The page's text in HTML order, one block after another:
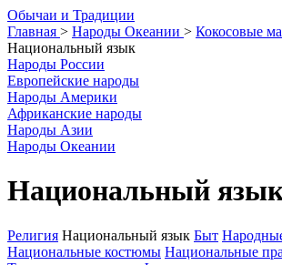
Обычаи и Традиции
Главная > Народы Океании > Кокосовые
Национальный язык
Народы России
Европейские народы
Народы Америки
Африканские народы
Народы Азии
Народы Океании
Национальный
Религия Национальный язык Быт
Национальные костюмы Национальные